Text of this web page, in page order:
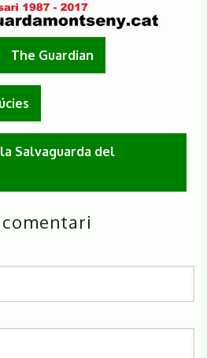
The Guardian
Salvaguarda del